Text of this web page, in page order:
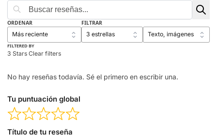
ORDENAR FILTRAR
FILTERED BY
3 Stars Clear filters
No hay reseñas todavía. Sé el primero en escribir una.
Tu puntuación global
Título de tu reseña